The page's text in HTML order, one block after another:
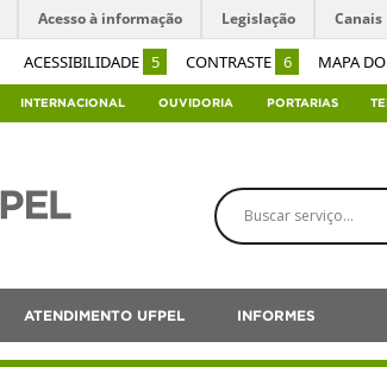
ACESSIBILIDADE 5 CONTRASTE 6 MAPA
Acesso à informação Legislação Canais
INTERNACIONAL OUVIDORIA PORTARIAS
ATENDIMENTO UFPEL INFORMES